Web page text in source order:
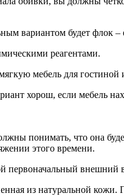
вариантом будет флок
реагентами.
мебель для гостиной
хорош, если мебель
понимать, что она
этого времени.
первоначальный внешний
из натуральной